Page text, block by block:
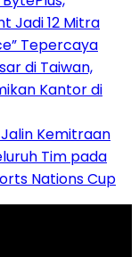
Jadi 12 Mitra
Tepercaya
di Taiwan,
Kantor di
Kemitraan
Tim pada
Nations Cup